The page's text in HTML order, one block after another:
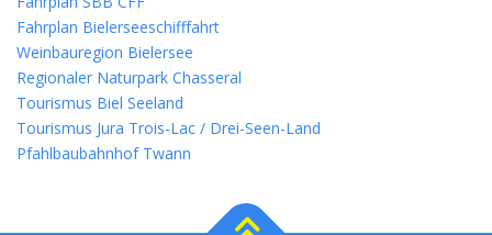
Fahrplan Bielerseeschifffahrt
Weinbauregion Bielersee
Regionaler Naturpark Chasseral
Tourismus Biel Seeland
Tourismus Jura Trois-Lac / Drei-Seen-Land
Pfahlbaubahnhof Twann